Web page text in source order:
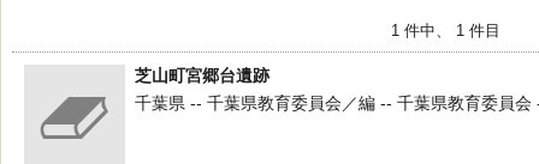
1 件中、 1 件目
芝山町宮郷台遺跡
千葉県 -- 千葉県教育委員会／編 -- 千葉県教育委員